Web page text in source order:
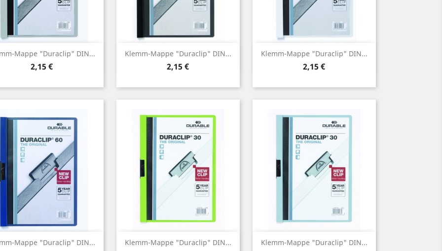
Mappe "Duraclip" DIN...
Preis
2,15 €
Vorschau Klemm-Mappe "Duraclip" DIN...
Preis
2,15 €
Vorschau Klemm-Mappe "Duraclip" DIN...
Preis
2,15 €
Vorschau
Mappe "Duraclip" DIN...
Vorschau Klemm-Mappe "Duraclip" DIN...
Vorschau Klemm-Mappe "Duraclip" DIN...
Vorschau